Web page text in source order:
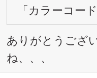
「カラーコー
ありがとうござ
ね、、、